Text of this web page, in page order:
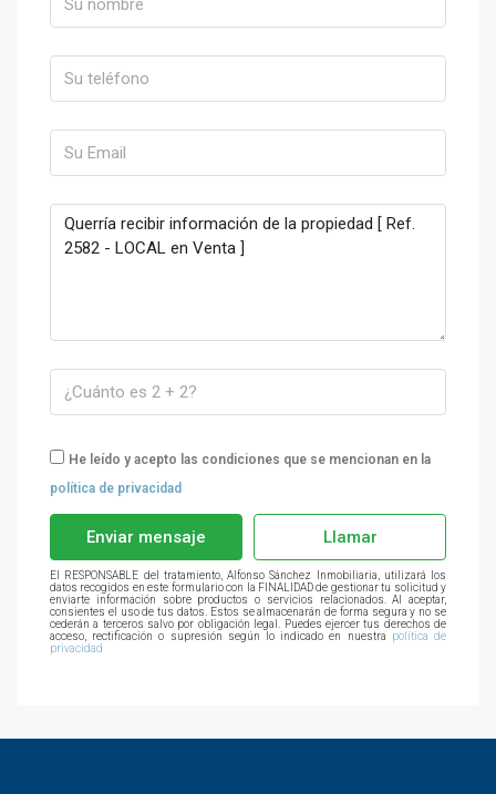
He leído y acepto las condiciones que se mencionan en la
política de privacidad
Enviar mensaje Llamar
El RESPONSABLE del tratamiento, Alfonso Sánchez Inmobiliaria, utilizará los
datos recogidos en este formulario con la FINALIDAD de gestionar tu solicitud y
enviarte información sobre productos o servicios relacionados. Al aceptar,
consientes el uso de tus datos. Estos se almacenarán de forma segura y no se
cederán a terceros salvo por obligación legal. Puedes ejercer tus derechos de
acceso, rectificación o supresión según lo indicado en nuestra
política de
privacidad